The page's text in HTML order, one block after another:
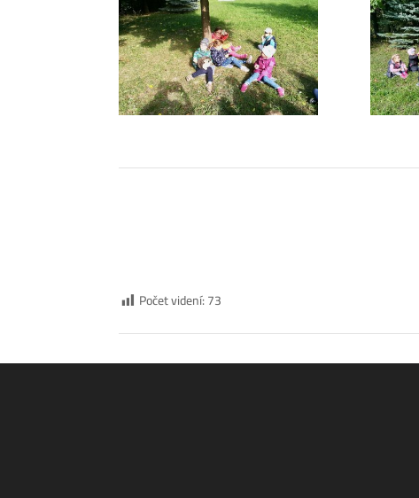
Počet videní:73